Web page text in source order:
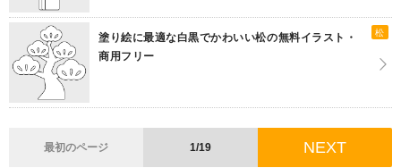
松
塗り絵に最適な白黒でかわいい松の無料イラスト・
商用フリー
最初のページ 1/19 NEXT